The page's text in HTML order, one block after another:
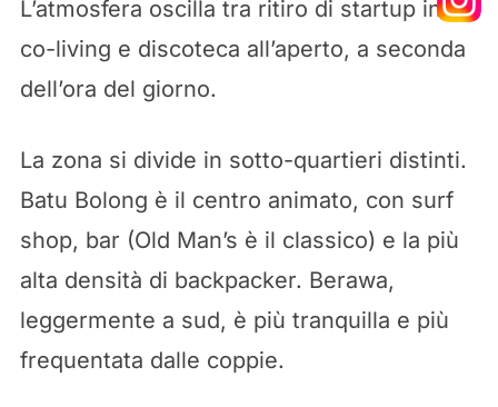
L’atmosfera oscilla tra ritiro di startup in
co-living e discoteca all’aperto, a seconda
dell’ora del giorno.
La zona si divide in sotto-quartieri distinti.
Batu Bolong è il centro animato, con surf
shop, bar (Old Man’s è il classico) e la più
alta densità di backpacker. Berawa,
leggermente a sud, è più tranquilla e più
frequentata dalle coppie.